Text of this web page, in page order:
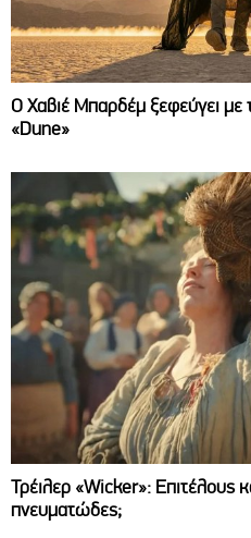
O Χαβιέ Μπαρδέμ ξεφεύγει με
«Dune»
Τρέιλερ «Wicker»: Επιτέλους
πνευματώδες;